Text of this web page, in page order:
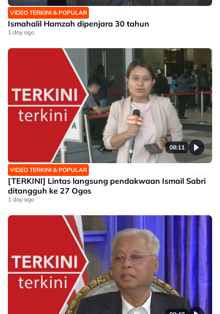
VIDEO TERKINI & POPULAR
Ismahalil Hamzah dipenjara 30 tahun
1 day ago
08:11
VIDEO TERKINI & POPULAR
[TERKINI] Lintas langsung pendakwaan Ismail Sabri
ditangguh ke 27 Ogos
1 day ago